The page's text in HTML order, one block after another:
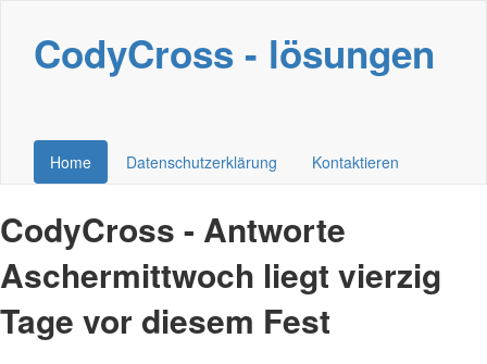
CodyCross - lösungen
Home Datenschutzerklärung Kontaktieren
CodyCross - Antworte
Aschermittwoch liegt vierzig
Tage vor diesem Fest